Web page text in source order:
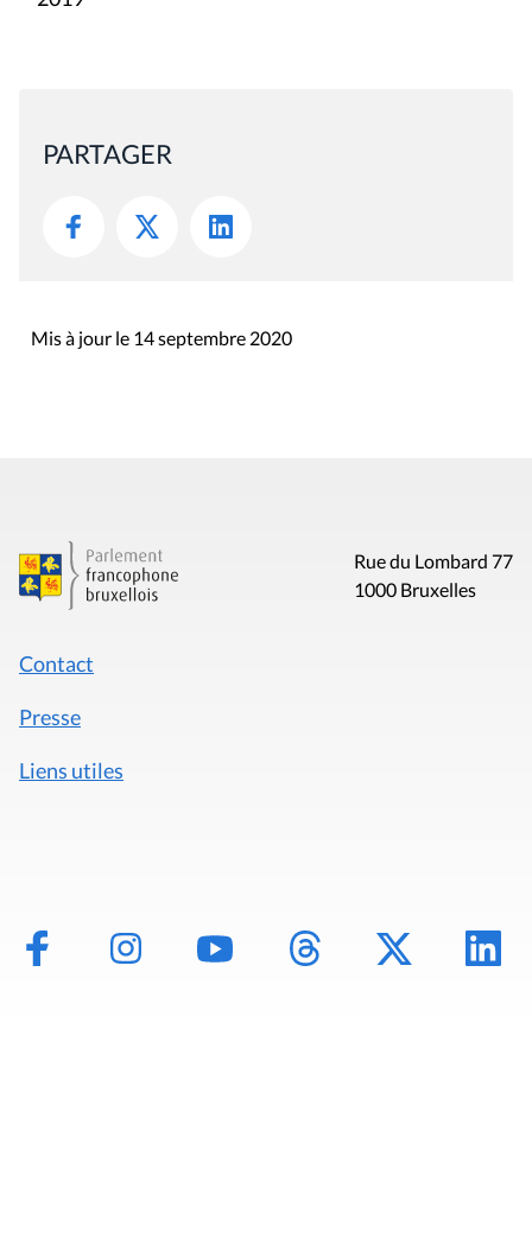
PARTAGER
Mis à jour le 14 septembre 2020
Rue du Lombard 77
1000 Bruxelles
Contact
Presse
Liens utiles